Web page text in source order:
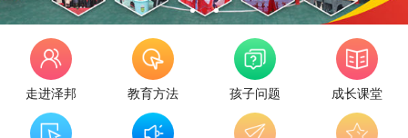
走进泽邦 教育方法 孩子问题 成长课堂